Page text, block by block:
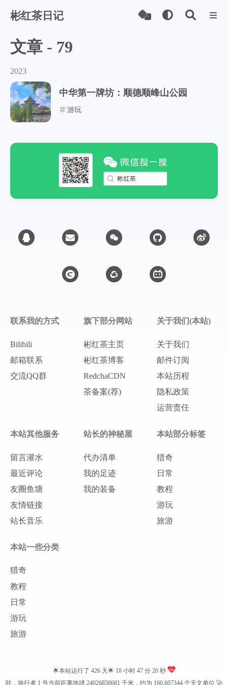
彬红茶日记
文章 - 79
2023
中华第一牌坊：顺德顺峰山公园
游玩
联系我的方式
Bilibili
邮箱联系
交流QQ群
旗下部分网站
彬红茶主页
彬红茶博客
RedchaCDN
茶备案(荐)
关于我们(本站)
关于我们
邮件订阅
本站历程
隐私政策
运营责任
本站其他服务
留言灌水
最近评论
友圈鱼塘
友情链接
站长音乐
站长的神秘屋
代办清单
我的足迹
我的装备
本站部分标签
猎奇
日常
教程
游玩
旅游
本站一些分类
猎奇
教程
日常
游玩
旅游
🌟本站运行了 426 天🌟 18 小时 47 分 20 秒
哇，旅行者 1 号当前距离地球 24026858681 千米，约为 160.607344 个天文单位 🚀